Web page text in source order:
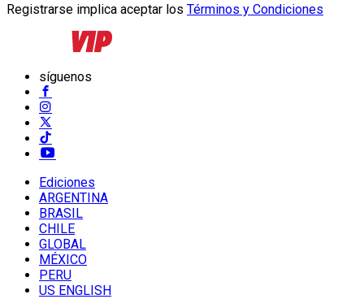
Registrarse implica aceptar los Términos y Condiciones
síguenos
Ediciones
ARGENTINA
BRASIL
CHILE
GLOBAL
MÉXICO
PERU
US ENGLISH